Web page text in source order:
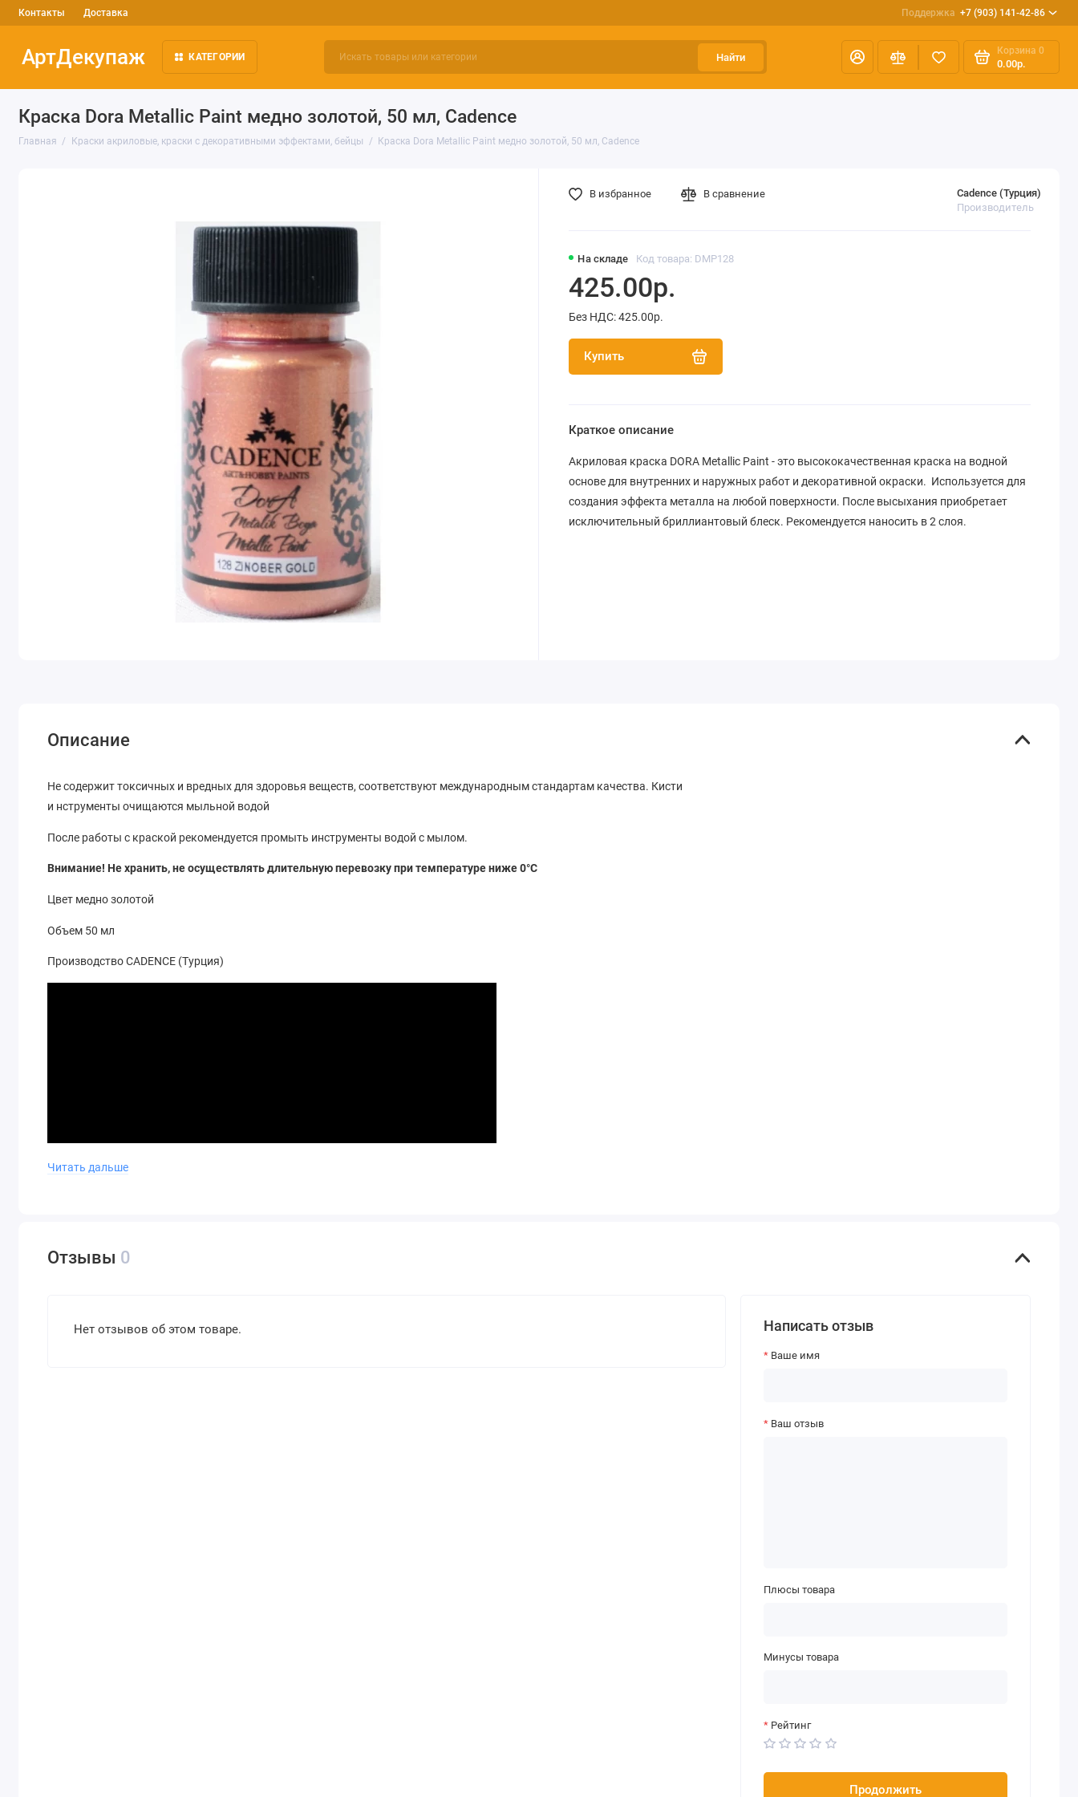
Контакты Доставка Поддержка +7 (903) 141-42-86
АртДекупаж КАТЕГОРИИ Найти
Корзина 0
0.00р.
Краска Dora Metallic Paint медно золотой, 50 мл, Cadence
Главная Краски акриловые, краски с декоративными эффектами, бейцы Краска Dora Metallic Paint медно золотой, 50 мл, Cadence
На складе Код товара: DMP128
Cadence (Турция)
Производитель
425.00р.
Без НДС: 425.00р.
Купить
В избранное В сравнение
Краткое описание
Акриловая краска DORA Metallic Paint - это высококачественная краска на водной
основе для внутренних и наружных работ и декоративной окраски. Используется для
создания эффекта металла на любой поверхности. После высыхания приобретает
исключительный бриллиантовый блеск. Рекомендуется наносить в 2 слоя.
Описание
Не содержит токсичных и вредных для здоровья веществ, соответствуют международным стандартам качества. Кисти
и нструменты очищаются мыльной водой
После работы с краской рекомендуется промыть инструменты водой с мылом.
Внимание! Не хранить, не осуществлять длительную перевозку при температуре ниже 0°С
Цвет медно золотой
Объем 50 мл
Производство CADENCE (Турция)
Читать дальше
Отзывы 0
Нет отзывов об этом товаре. Написать отзыв
Ваше имя
Ваш отзыв
Плюсы товара
Минусы товара
Рейтинг
Продолжить